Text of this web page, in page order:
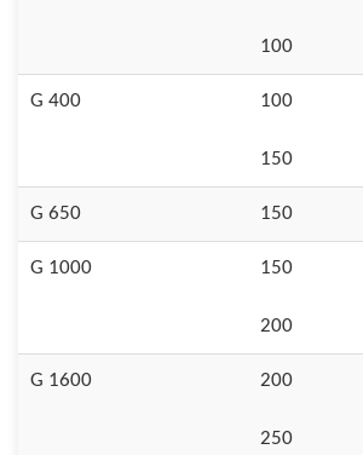
100
G 400 100
150
G 650 150
G 1000 150
200
G 1600 200
250